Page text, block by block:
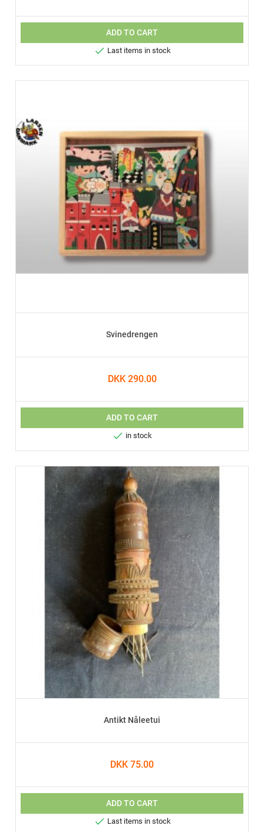
ADD TO CART
 Last items in stock
Svinedrengen
DKK 290.00
ADD TO CART
 in stock
Antikt Nåleetui
DKK 75.00
ADD TO CART
 Last items in stock